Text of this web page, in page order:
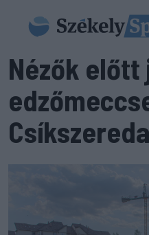
Nézők
Csíkszereda